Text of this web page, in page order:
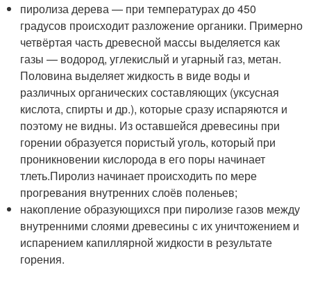
пиролиза дерева — при температурах до 450
градусов происходит разложение органики. Примерно
четвёртая часть древесной массы выделяется как
газы — водород, углекислый и угарный газ, метан.
Половина выделяет жидкость в виде воды и
различных органических составляющих (уксусная
кислота, спирты и др.), которые сразу испаряются и
поэтому не видны. Из оставшейся древесины при
горении образуется пористый уголь, который при
проникновении кислорода в его поры начинает
тлеть.Пиролиз начинает происходить по мере
прогревания внутренних слоёв поленьев;
накопление образующихся при пиролизе газов между
внутренними слоями древесины с их уничтожением и
испарением капиллярной жидкости в результате
горения.